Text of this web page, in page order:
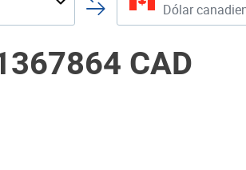
Dólar
CAD